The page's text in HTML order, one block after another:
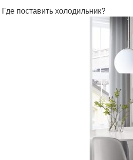
Где поставить холодильник?